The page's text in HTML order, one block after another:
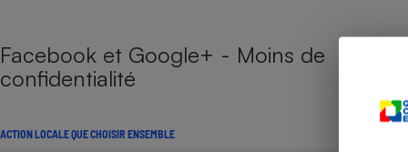
Facebook et Google+ - Moins de
confidentialité
ACTION LOCALE QUE CHOISIR ENSEMBLE
Climatiseur -
Ventilateur